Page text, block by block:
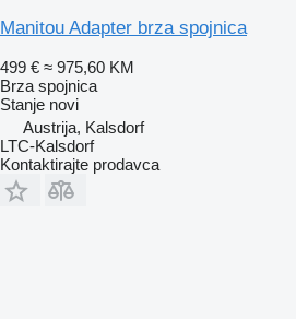
Manitou Adapter brza spojnica
499 € ≈ 975,60 KM
Brza spojnica
Stanje novi
Austrija, Kalsdorf
LTC-Kalsdorf
Kontaktirajte prodavca